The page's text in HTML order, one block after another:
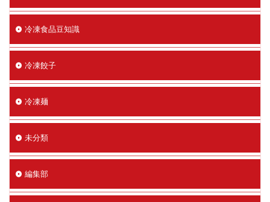
冷凍食品豆知識
冷凍餃子
冷凍麺
未分類
編集部